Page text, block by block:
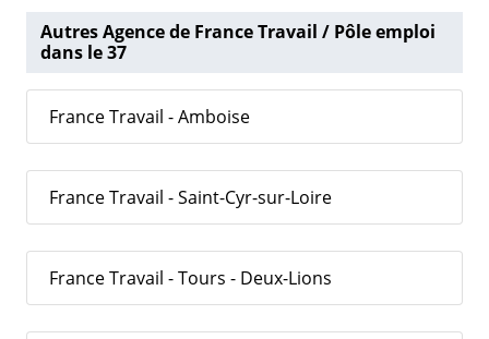
Autres Agence de France Travail / Pôle emploi
dans le 37
France Travail - Amboise
France Travail - Saint-Cyr-sur-Loire
France Travail - Tours - Deux-Lions